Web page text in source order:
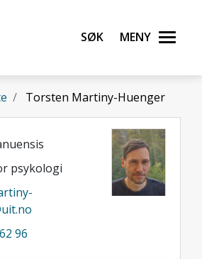
universitet
Søk Meny
Torsten Martiny-Huenger
psykologi
96